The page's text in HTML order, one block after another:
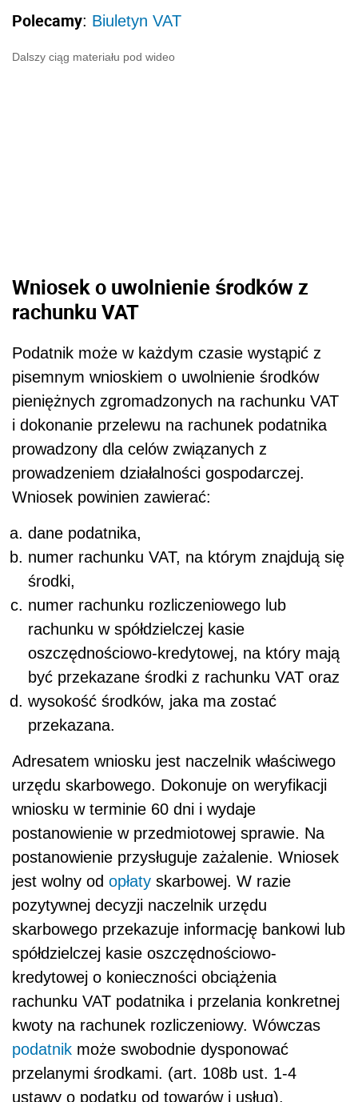
Polecamy: Biuletyn VAT
Dalszy ciąg materiału pod wideo
Wniosek o uwolnienie środków z
rachunku VAT
Podatnik może w każdym czasie wystąpić z
pisemnym wnioskiem o uwolnienie środków
pieniężnych zgromadzonych na rachunku VAT
i dokonanie przelewu na rachunek podatnika
prowadzony dla celów związanych z
prowadzeniem działalności gospodarczej.
Wniosek powinien zawierać:
dane podatnika,
numer rachunku VAT, na którym znajdują się
środki,
numer rachunku rozliczeniowego lub
rachunku w spółdzielczej kasie
oszczędnościowo-kredytowej, na który mają
być przekazane środki z rachunku VAT oraz
wysokość środków, jaka ma zostać
przekazana.
Adresatem wniosku jest naczelnik właściwego
urzędu skarbowego. Dokonuje on weryfikacji
wniosku w terminie 60 dni i wydaje
postanowienie w przedmiotowej sprawie. Na
postanowienie przysługuje zażalenie. Wniosek
jest wolny od opłaty skarbowej. W razie
pozytywnej decyzji naczelnik urzędu
skarbowego przekazuje informację bankowi lub
spółdzielczej kasie oszczędnościowo-
kredytowej o konieczności obciążenia
rachunku VAT podatnika i przelania konkretnej
kwoty na rachunek rozliczeniowy. Wówczas
podatnik może swobodnie dysponować
przelanymi środkami. (art. 108b ust. 1-4
ustawy o podatku od towarów i usług).